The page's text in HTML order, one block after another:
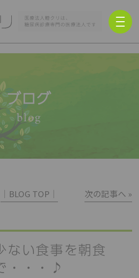
ブログ
blog
│BLOG TOP│ 次の記事へ »
ない食事を朝食
・・・♪